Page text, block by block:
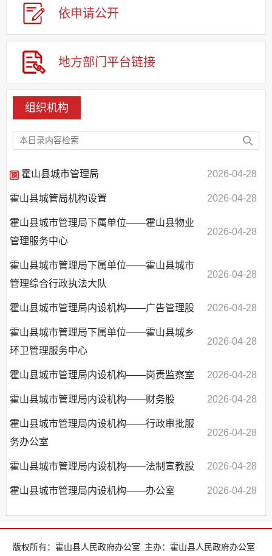
应急管理
回应关切
监督保障
其他法定信息
依申请公开
地方部门平台链接
组织机构
霍山县城市管理局 2026-04-28
霍山县城管局机构设置 2026-04-28
霍山县城市管理局下属单位——霍山县物业
管理服务中心
2026-04-28
霍山县城市管理局下属单位——霍山县城市
管理综合行政执法大队
2026-04-28
霍山县城市管理局内设机构——广告管理股 2026-04-28
霍山县城市管理局下属单位——霍山县城乡
环卫管理服务中心
2026-04-28
霍山县城市管理局内设机构——岗责监察室 2026-04-28
霍山县城市管理局内设机构——财务股 2026-04-28
霍山县城市管理局内设机构——行政审批服
务办公室
2026-04-28
霍山县城市管理局内设机构——法制宣教股 2026-04-28
霍山县城市管理局内设机构——办公室 2026-04-28
版权所有：霍山县人民政府办公室 主办：霍山县人民政府办公室